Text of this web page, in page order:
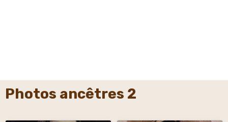
Photos ancêtres 2